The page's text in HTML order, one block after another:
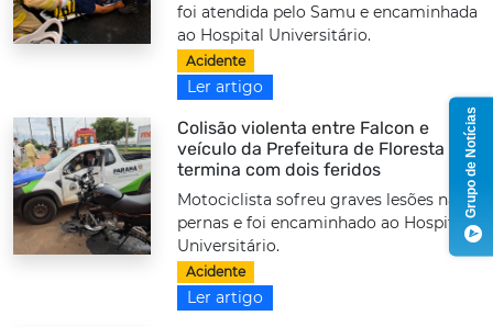
foi atendida pelo Samu e encaminhada
ao Hospital Universitário.
Acidente
Ler artigo
Colisão violenta entre Falcon e
veículo da Prefeitura de Floresta
termina com dois feridos
Motociclista sofreu graves lesões nas
pernas e foi encaminhado ao Hospital
Universitário.
Acidente
Ler artigo
Grupo de Notícias